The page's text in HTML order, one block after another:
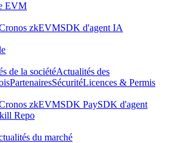
EVM
zkEVMSDK d'agent IA
de la sociétéActualités des
PartenairesSécuritéLicences & Permis
zkEVMSDK PaySDK d'agent
Repo
du marché